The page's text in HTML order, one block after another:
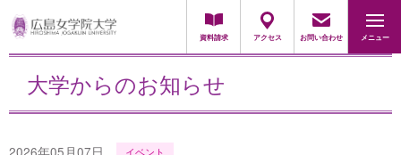
資料請求 アクセス お問い合わせ メニュー
採用担当の方
大学からのお知らせ
イベント